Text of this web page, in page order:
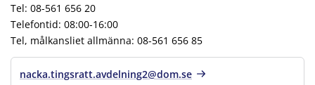
Tel: 08-561 656 20
Telefontid: 08:00-16:00
Tel, målkansliet allmänna: 08-561 656 85
nacka.tingsratt.avdelning2@dom.se